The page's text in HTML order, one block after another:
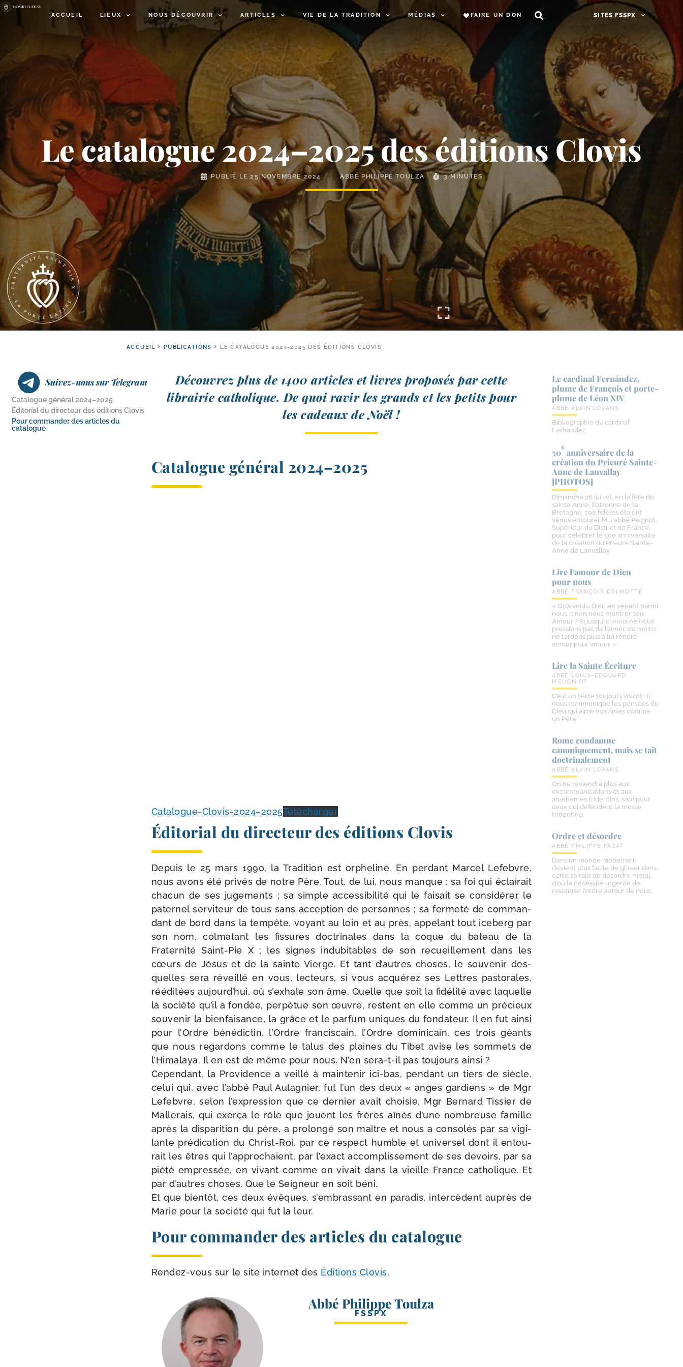
ACCUEIL LIEUX NOUS DÉCOUVRIR ARTICLES VIE DE LA TRADITION MÉDIAS FAIRE UN DON SITES FSSPX
Le catalogue 2024–2025 des éditions Clovis
PUBLIÉ LE25 NOVEMBRE 2024 ABBÉ PHILIPPE TOULZA 3 MINUTES
ACCUEIL PUBLICATIONS LE CATALOGUE 2024-2025 DES ÉDITIONS CLOVIS
Suivez-nous sur Telegram
Catalogue général 2024–2025
Éditorial du directeur des éditions Clovis
Pour commander des articles du
catalogue
Découvrez plus de 1400 articles et livres pro­po­sés par cette
librai­rie catho­lique. De quoi ravir les grands et les petits pour
les cadeaux de Noël !
Catalogue général 2024–2025
Catalogue-Clovis-2024–2025Télécharger
Éditorial du directeur des éditions Clovis
Depuis le 25 mars 1990, la Tradition est orphe­line. En per­dant Marcel Lefebvre,
nous avons été pri­vés de notre Père. Tout, de lui, nous manque : sa foi qui éclai­rait
cha­cun de ses juge­ments ; sa simple acces­si­bi­li­té qui le fai­sait se consi­dé­rer le
pater­nel ser­vi­teur de tous sans accep­tion de per­sonnes ; sa fer­me­té de com­man­
dant de bord dans la tem­pête, voyant au loin et au près, appe­lant tout ice­berg par
son nom, col­ma­tant les fis­sures doc­tri­nales dans la coque du bateau de la
Fraternité Saint-​Pie X ; les signes indu­bi­tables de son recueille­ment dans les
cœurs de Jésus et de la sainte Vierge. Et tant d’autres choses, le sou­ve­nir des­
quelles sera réveillé en vous, lec­teurs, si vous acqué­rez ses Lettres pas­to­rales,
réédi­tées aujourd’hui, où s’exhale son âme. Quelle que soit la fidé­li­té avec laquelle
la socié­té qu’il a fon­dée, per­pé­tue son œuvre, res­tent en elle comme un pré­cieux
sou­ve­nir la bien­fai­sance, la grâce et le par­fum uniques du fon­da­teur. Il en fut ain­si
pour l’Ordre béné­dic­tin, l’Ordre fran­cis­cain, l’Ordre domi­ni­cain, ces trois géants
que nous regar­dons comme le talus des plaines du Tibet avise les som­mets de
l’Himalaya. Il en est de même pour nous. N’en sera-​t-​il pas tou­jours ain­si ?
Cependant, la Providence a veillé à main­te­nir ici-​bas, pen­dant un tiers de siècle,
celui qui, avec l’abbé Paul Aulagnier, fut l’un des deux « anges gar­diens » de Mgr
Lefebvre, selon l’expression que ce der­nier avait choi­sie. Mgr Bernard Tissier de
Mallerais, qui exer­ça le rôle que jouent les frères aînés d’une nom­breuse famille
après la dis­pa­ri­tion du père, a pro­lon­gé son maître et nous a conso­lés par sa vigi­
lante pré­di­ca­tion du Christ-​Roi, par ce res­pect humble et uni­ver­sel dont il entou­
rait les êtres qui l’approchaient, par l’exact accom­plis­se­ment de ses devoirs, par sa
pié­té empres­sée, en vivant comme on vivait dans la vieille France catho­lique. Et
par d’autres choses. Que le Seigneur en soit béni.
Et que bien­tôt, ces deux évêques, s’embrassant en para­dis, inter­cèdent auprès de
Marie pour la socié­té qui fut la leur.
Pour commander des articles du catalogue
Rendez-​vous sur le site inter­net des Éditions Clovis.
Abbé Philippe Toulza
FSSPX
Le cardinal Fernández,
plume de François et porte-​
plume de Léon XIV
ABBÉ ALAIN LORANS
Bibliographie du cardinal
Fernandez
50
e
anniversaire de la
création du Prieuré Sainte-​
Anne de Lanvallay
[PHOTOS]
Dimanche 26 juillet, en la fête de
sainte Anne, Patronne de la
Bretagne, 700 fidèles étaient
venus entourer M. l'abbé Peignot,
Supérieur du District de France,
pour célébrer le 50e anniversaire
de la création du Prieuré Sainte-
Anne de Lanvallay
Lire l’amour de Dieu
pour nous
ABBÉ FRANÇOIS DELMOTTE
« Qu’a voulu Dieu en venant parmi
nous, sinon nous montrer son
Amour ? Si jusqu’ici nous ne nous
pressions pas de l’aimer, du moins
ne tardons plus à lui rendre
amour pour amour. »
Lire la Sainte Écriture
ABBÉ LOUIS-EDOUARD
MEUGNIOT
C’est un texte toujours vivant ; il
nous communique les pensées du
Dieu qui aime nos âmes comme
un Père.
Rome condamne
canoniquement, mais se tait
doctrinalement
ABBÉ ALAIN LORANS
On ne reviendra plus aux
excommunications et aux
anathèmes tridentins, sauf pour
ceux qui défendent la messe
tridentine.
Ordre et désordre
ABBÉ PHILIPPE PAZAT
Dans un monde moderne il
devient plus facile de glisser dans
cette spirale de désordre moral,
d’où la nécessité urgente de
restaurer l’ordre autour de nous.